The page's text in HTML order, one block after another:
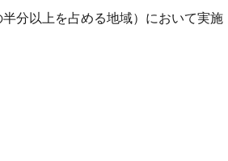
分以上を占める地域）において実施